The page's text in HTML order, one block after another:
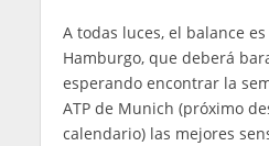
A todas luces, el balance
Hamburgo, que deberá
esperando encontrar la
ATP de Munich (próximo
calendario) las mejores